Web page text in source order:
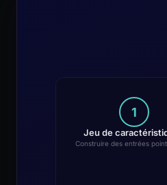
1
Jeu de
Construire des entrées